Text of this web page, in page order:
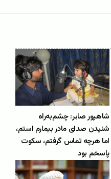
شاهپور صابر: چشم‌به‌راه
شنیدن صدای مادر بیمارم استم،
اما هرچه تماس گرفتم، سکوت
پاسخم بود